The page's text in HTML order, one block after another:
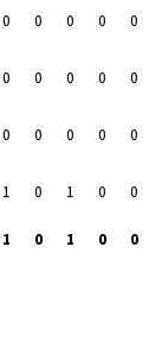
0 0 0 0 0
0 0 0 0 0
0 0 0 0 0
1 0 1 0 0
1 0 1 0 0